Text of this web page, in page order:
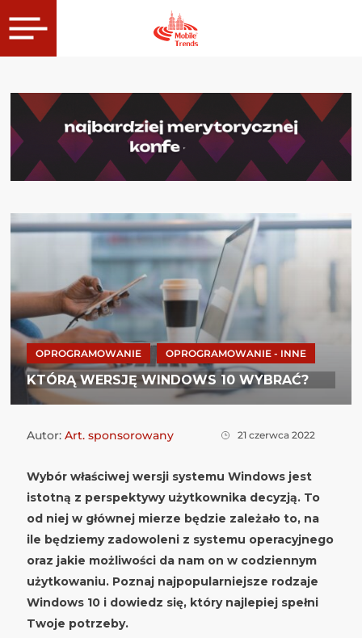
OPROGRAMOWANIE OPROGRAMOWANIE - INNE
KTÓRĄ WERSJĘ WINDOWS 10 WYBRAĆ?
Autor: Art. sponsorowany 21 czerwca 2022
Wybór właściwej wersji systemu Windows jest
istotną z perspektywy użytkownika decyzją. To
od niej w głównej mierze będzie zależało to, na
ile będziemy zadowoleni z systemu operacyjnego
oraz jakie możliwości da nam on w codziennym
użytkowaniu. Poznaj najpopularniejsze rodzaje
Windows 10 i dowiedz się, który najlepiej spełni
Twoje potrzeby.